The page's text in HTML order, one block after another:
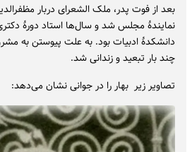
بعد از فوت پدر، ملک الشعرای دربار
نمایندهٔ مجلس شد و سال‌ها استاد دورهٔ
دانشکدهٔ ادبیات بود. به علت پیوستن به
چند بار تبعید و زندانی شد.
تصاویر زیر بهار را در جوانی نشان می‌دهد: